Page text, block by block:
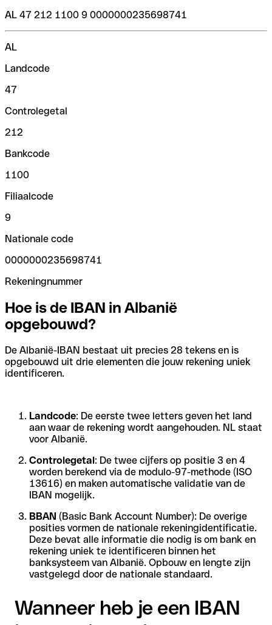
AL 47 212 1100 9 0000000235698741
AL
Landcode
47
Controlegetal
212
Bankcode
1100
Filiaalcode
9
Nationale code
0000000235698741
Rekeningnummer
Hoe is de IBAN in Albanië
opgebouwd?
De Albanië-IBAN bestaat uit precies 28 tekens en is
opgebouwd uit drie elementen die jouw rekening uniek
identificeren.
Landcode: De eerste twee letters geven het land
aan waar de rekening wordt aangehouden. NL staat
voor Albanië.
Controlegetal: De twee cijfers op positie 3 en 4
worden berekend via de modulo-97-methode (ISO
13616) en maken automatische validatie van de
IBAN mogelijk.
BBAN (Basic Bank Account Number): De overige
posities vormen de nationale rekeningidentificatie.
Deze bevat alle informatie die nodig is om bank en
rekening uniek te identificeren binnen het
banksysteem van Albanië. Opbouw en lengte zijn
vastgelegd door de nationale standaard.
Wanneer heb je een IBAN